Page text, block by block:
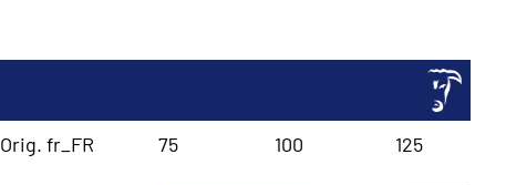
Orig. fr_FR 75 100 125